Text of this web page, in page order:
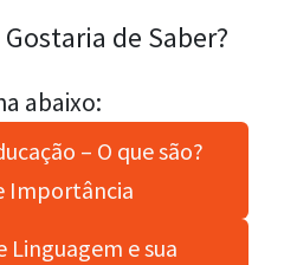
de Saber?
abaixo:
– O que são?
Importância
Linguagem e sua